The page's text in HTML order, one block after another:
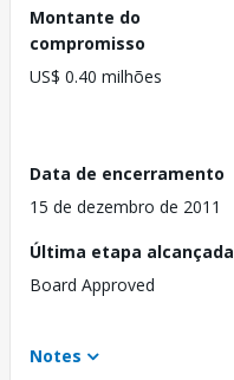
Montante do
compromisso
US$ 0.40 milhões
Data de encerramento
15 de dezembro de 2011
Última etapa alcançada
Board Approved
Notes